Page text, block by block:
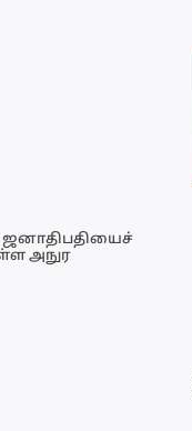
அநுர